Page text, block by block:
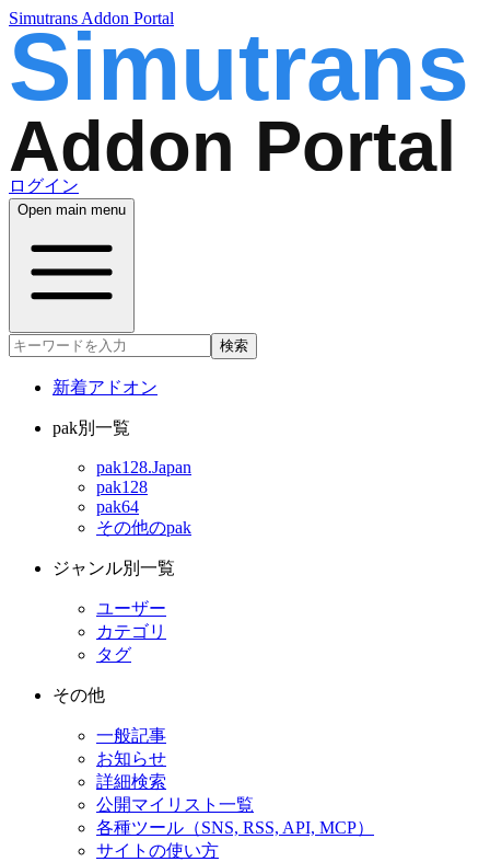
Simutrans Addon Portal
ログイン
Open main menu
検索
新着アドオン
pak別一覧
pak128.Japan
pak128
pak64
その他のpak
ジャンル別一覧
ユーザー
カテゴリ
タグ
その他
一般記事
お知らせ
詳細検索
公開マイリスト一覧
各種ツール（SNS, RSS, API, MCP）
サイトの使い方